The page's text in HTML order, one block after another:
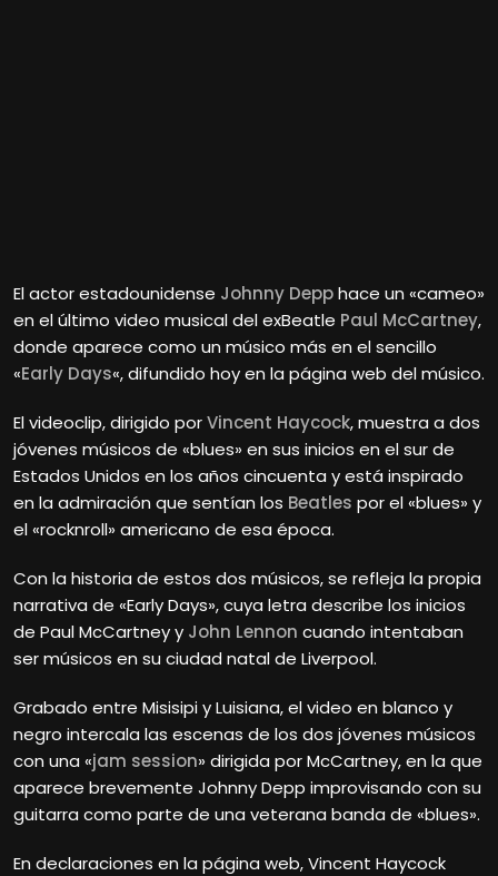
El actor estadounidense Johnny Depphace un «cameo»
en el último video musical del exBeatle Paul McCartney,
donde aparece como un músico más en el sencillo
«Early Days«, difundido hoy en la página web del músico.
El videoclip, dirigido porVincent Haycock, muestra a dos
jóvenes músicos de «blues» en sus inicios en el sur de
Estados Unidos en los años cincuenta y está inspirado
en la admiración que sentían los Beatles por el «blues» y
el «rocknroll» americano de esa época.
Con la historia de estos dos músicos, se refleja la propia
narrativa de «Early Days», cuya letra describe los inicios
de Paul McCartney y John Lennon cuando intentaban
ser músicos en su ciudad natal de Liverpool.
Grabado entre Misisipi y Luisiana, el video en blanco y
negro intercala las escenas de los dos jóvenes músicos
con una «jam session» dirigida por McCartney, en la que
aparece brevemente JohnnyDepp improvisando con su
guitarra como parte de una veterana banda de «blues».
En declaraciones en la página web, Vincent Haycock